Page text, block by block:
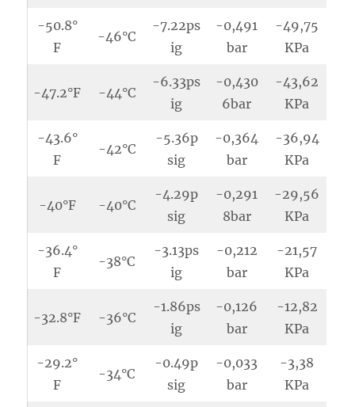
-50.8°
F
-46°C
-7.22ps
ig
-0,491
bar
-49,75
KPa
-47.2°F -44°C
-6.33ps
ig
-0,430
6bar
-43,62
KPa
-43.6°
F
-42°C
-5.36p
sig
-0,364
bar
-36,94
KPa
-40°F -40°C
-4.29p
sig
-0,291
8bar
-29,56
KPa
-36.4°
F
-38°C
-3.13ps
ig
-0,212
bar
-21,57
KPa
-32.8°F -36°C
-1.86ps
ig
-0,126
bar
-12,82
KPa
-29.2°
F
-34°C
-0.49p
sig
-0,033
bar
-3,38
KPa